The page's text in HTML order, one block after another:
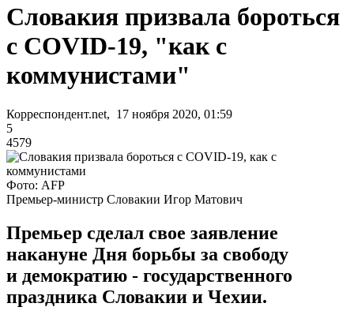
Словакия призвала бороться
с COVID-19, "как с
коммунистами"
Корреспондент.net, 17 ноября 2020, 01:59
5
4579
Фото: AFP
Премьер-министр Словакии Игор Матович
Премьер сделал свое заявление
накануне Дня борьбы за свободу
и демократию - государственного
праздника Словакии и Чехии.